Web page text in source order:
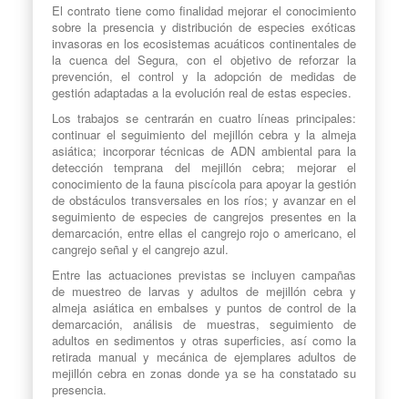
El contrato tiene como finalidad mejorar el conocimiento
sobre la presencia y distribución de especies exóticas
invasoras en los ecosistemas acuáticos continentales de
la cuenca del Segura, con el objetivo de reforzar la
prevención, el control y la adopción de medidas de
gestión adaptadas a la evolución real de estas especies.
Los trabajos se centrarán en cuatro líneas principales:
continuar el seguimiento del mejillón cebra y la almeja
asiática; incorporar técnicas de ADN ambiental para la
detección temprana del mejillón cebra; mejorar el
conocimiento de la fauna piscícola para apoyar la gestión
de obstáculos transversales en los ríos; y avanzar en el
seguimiento de especies de cangrejos presentes en la
demarcación, entre ellas el cangrejo rojo o americano, el
cangrejo señal y el cangrejo azul.
Entre las actuaciones previstas se incluyen campañas
de muestreo de larvas y adultos de mejillón cebra y
almeja asiática en embalses y puntos de control de la
demarcación, análisis de muestras, seguimiento de
adultos en sedimentos y otras superficies, así como la
retirada manual y mecánica de ejemplares adultos de
mejillón cebra en zonas donde ya se ha constatado su
presencia.